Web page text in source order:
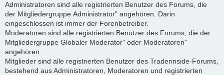
Administratoren sind alle registrierten Benutzer des Forums, die
der Mitgliedergruppe Administrator" angehören. Darin
eingeschlossen ist immer der Forenbetreiber.
Moderatoren sind alle registrierten Benutzer des Forums, die der
Mitgliedergruppe Globaler Moderator" oder Moderatoren"
angehören.
Mitglieder sind alle registrierten Benutzer des Traderinside-Forums,
bestehend aus Administratoren, Moderatoren und registrierten